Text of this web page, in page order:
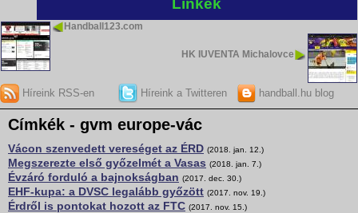
Handball123.com
HK IUVENTA Michalovce
Híreink RSS-en Híreink a Twitteren handball.hu blog
Címkék - gvm europe-vác
Vácon szenvedett vereséget az ÉRD (2018. jan. 12.)
Megszerezte első győzelmét a Vasas (2018. jan. 7.)
Évzáró forduló a bajnokságban (2017. dec. 30.)
EHF-kupa: a DVSC legalább győzött (2017. nov. 19.)
Érdről is pontokat hozott az FTC (2017. nov. 15.)